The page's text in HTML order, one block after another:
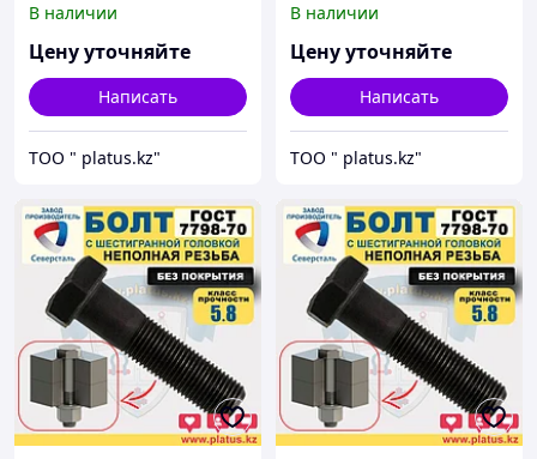
покрытия)
В наличии
Цену уточняйте
Написать
ТОО " platus.kz"
покрытия)
В наличии
Цену уточняйте
Написать
ТОО " platus.kz"